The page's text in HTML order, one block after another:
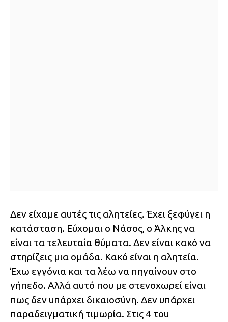
Δεν είχαμε αυτές τις αλητείες. Έχει ξεφύγει η
κατάσταση. Εύχομαι ο Νάσος, ο Άλκης να
είναι τα τελευταία θύματα. Δεν είναι κακό να
στηρίζεις μια ομάδα. Κακό είναι η αλητεία.
Έχω εγγόνια και τα λέω να πηγαίνουν στο
γήπεδο. Αλλά αυτό που με στενοχωρεί είναι
πως δεν υπάρχει δικαιοσύνη. Δεν υπάρχει
παραδειγματική τιμωρία. Στις 4 του